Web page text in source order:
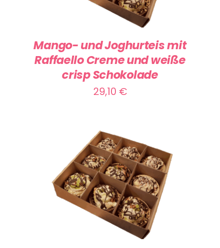
Mango- und Joghurteis mit
Raffaello Creme und weiße
crisp Schokolade
29,10 €
IN DEN WARENKORB / DETAILS